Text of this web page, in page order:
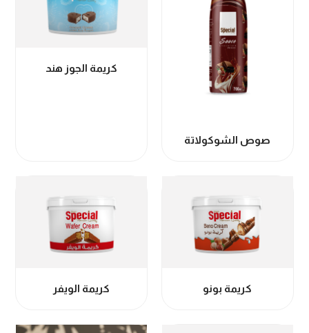
صوص الشوكولاتة
كريمة الجوز هند
كريمة بونو كريمة الويفر